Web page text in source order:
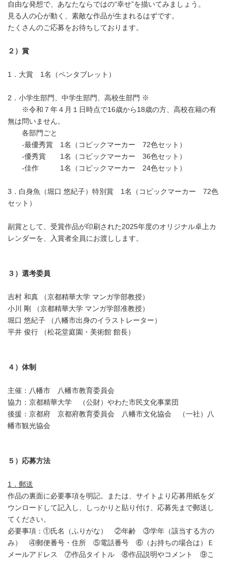
自由な発想で、あなたならではの“幸せ”を描いてみましょう。
見る人の心が動く、素敵な作品が生まれるはずです。
たくさんのご応募をお待ちしております。
２）賞
1．大賞 1名（ペンタブレット）
2．小学生部門、中学生部門、高校生部門 ※
※令和７年４月１日時点で16歳から18歳の方、高校在籍の有
無は問いません。
各部門ごと
-最優秀賞 1名（コピックマーカー 72色セット）
-優秀賞 1名（コピックマーカー 36色セット）
-佳作 1名（コピックマーカー 24色セット）
3．白身魚（堀口 悠紀子）特別賞 1名（コピックマーカー 72色
セット）
副賞として、受賞作品が印刷された2025年度のオリジナル卓上カ
レンダーを、入賞者全員にお渡しします。
３）選考委員
吉村 和真 （京都精華大学 マンガ学部教授）
小川 剛 （京都精華大学 マンガ学部准教授）
堀口 悠紀子 （八幡市出身のイラストレーター）
平井 俊行 （松花堂庭園・美術館 館長）
４）体制
主催：八幡市 八幡市教育委員会
協力：京都精華大学 （公財）やわた市民文化事業団
後援：京都府 京都府教育委員会 八幡市文化協会 （一社）八
幡市観光協会
５）応募方法
1．郵送
作品の裏面に必要事項を明記。または、サイトより応募用紙をダ
ウンロードして記入し、しっかりと貼り付け、応募先まで郵送し
てください。
必要事項：①氏名（ふりがな） ②年齢 ③学年（該当する方の
み） ④郵便番号・住所 ⑤電話番号 ⑥（お持ちの場合は）Ｅ
メールアドレス ⑦作品タイトル ⑧作品説明やコメント ⑨こ